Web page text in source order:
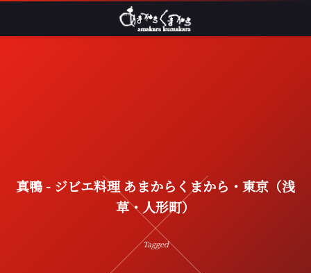
真鴨 - ジビエ料理 あまからくまから・東京（浅
草・人形町）
Tagged